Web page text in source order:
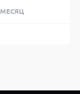
МЕСЯЦ